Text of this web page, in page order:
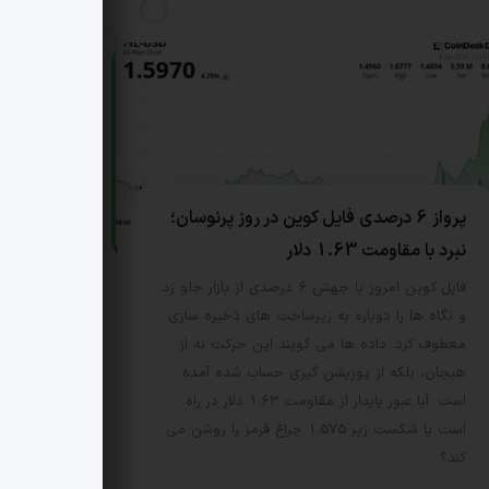
پرواز 6 درصدی فایل کوین در روز پرنوسان؛
نبرد با مقاومت 1.63 دلار
فایل کوین امروز با جهش 6 درصدی از بازار جلو زد
و نگاه ها را دوباره به زیرساخت های ذخیره سازی
معطوف کرد. داده ها می گویند این حرکت نه از
هیجان، بلکه از پوزیشن گیری حساب شده آمده
است. آیا عبور پایدار از مقاومت 1.63 دلار در راه
است یا شکست زیر 1.575 چراغ قرمز را روشن می
کند؟